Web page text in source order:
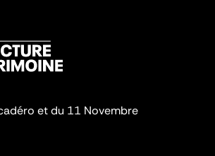
et du 11 Novembre